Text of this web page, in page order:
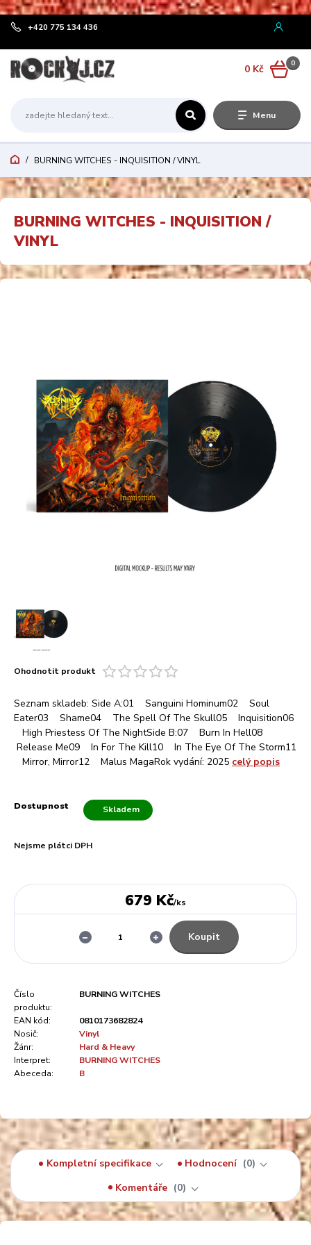
¨
Menu
+420 775 134 436
0
0 Kč
BURNING WITCHES - INQUISITION / VINYL
BURNING WITCHES - INQUISITION /
VINYL
Ohodnotit produkt
Seznam skladeb: Side A:01 Sanguini Hominum02 Soul
Eater03 Shame04 The Spell Of The Skull05 Inquisition06
High Priestess Of The NightSide B:07 Burn In Hell08
Release Me09 In For The Kill10 In The Eye Of The Storm11
Mirror, Mirror12 Malus MagaRok vydání: 2025 celý popis
Dostupnost Skladem
Nejsme plátci DPH
679 Kč/ks
Koupit
Číslo
produktu:
BURNING WITCHES
EAN kód:
0810173682824
Nosič:
Vinyl
Žánr:
Hard & Heavy
Interpret:
BURNING WITCHES
Abeceda:
B
Kompletní specifikace Hodnocení
0
Komentáře
0